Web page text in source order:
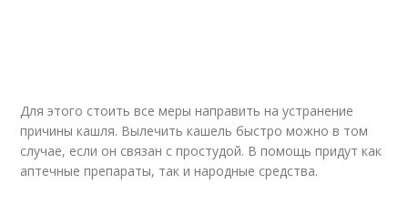
Для этого стоить все меры направить на устранение
причины кашля. Вылечить кашель быстро можно в том
случае, если он связан с простудой. В помощь придут как
аптечные препараты, так и народные средства.